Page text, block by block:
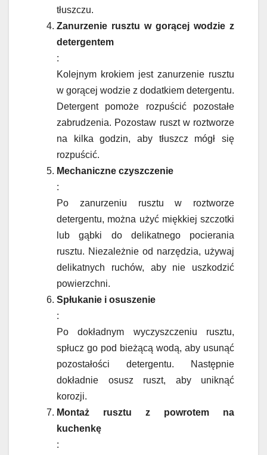
tłuszczu.
Zanurzenie rusztu w gorącej wodzie z
detergentem
:
Kolejnym krokiem jest zanurzenie rusztu
w gorącej wodzie z dodatkiem detergentu.
Detergent pomoże rozpuścić pozostałe
zabrudzenia. Pozostaw ruszt w roztworze
na kilka godzin, aby tłuszcz mógł się
rozpuścić.
Mechaniczne czyszczenie
:
Po zanurzeniu rusztu w roztworze
detergentu, można użyć miękkiej szczotki
lub gąbki do delikatnego pocierania
rusztu. Niezależnie od narzędzia, używaj
delikatnych ruchów, aby nie uszkodzić
powierzchni.
Spłukanie i osuszenie
:
Po dokładnym wyczyszczeniu rusztu,
spłucz go pod bieżącą wodą, aby usunąć
pozostałości detergentu. Następnie
dokładnie osusz ruszt, aby uniknąć
korozji.
Montaż rusztu z powrotem na
kuchenkę
: